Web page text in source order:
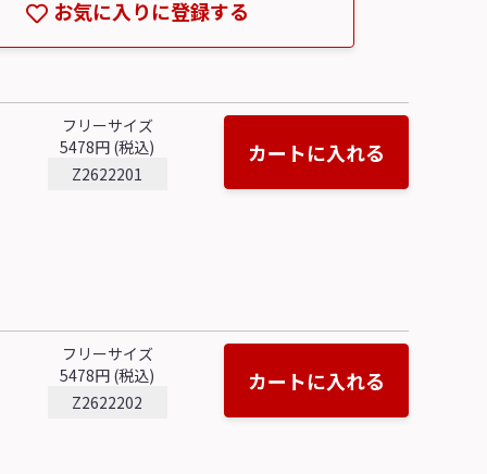
お気に入りに登録する
フリーサイズ
5478円 (税込)
Z2622201
カートに入れる
フリーサイズ
5478円 (税込)
Z2622202
カートに入れる